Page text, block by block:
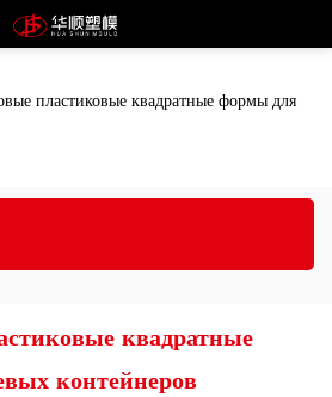
пластиковые квадратные формы для
квадратные
контейнеров